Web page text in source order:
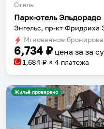
Отель
Парк-отель Эльдорадо
Энгельс, пр-кт Фридриха
Мгновенное
6,734 ₽ цена за за
1,684 ₽ × 4 платежа
Жильё проверено